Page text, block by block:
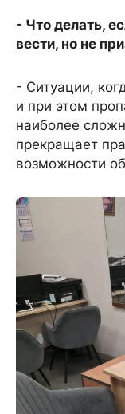
- Что делать,
вести, но не
- Ситуации,
и при этом
наиболее
прекращает
возможности